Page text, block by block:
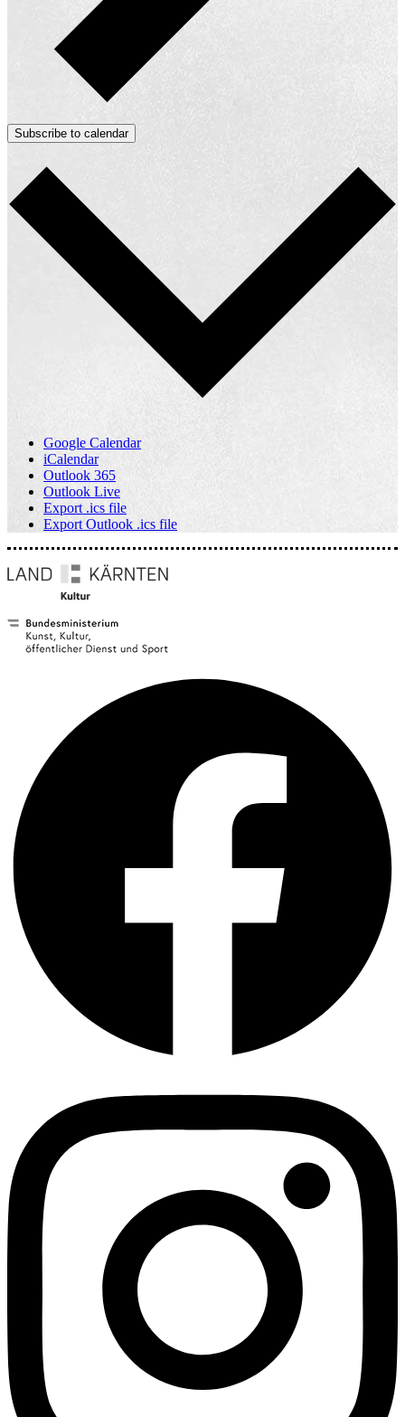
Subscribe to calendar
Google Calendar
iCalendar
Outlook 365
Outlook Live
Export .ics file
Export Outlook .ics file